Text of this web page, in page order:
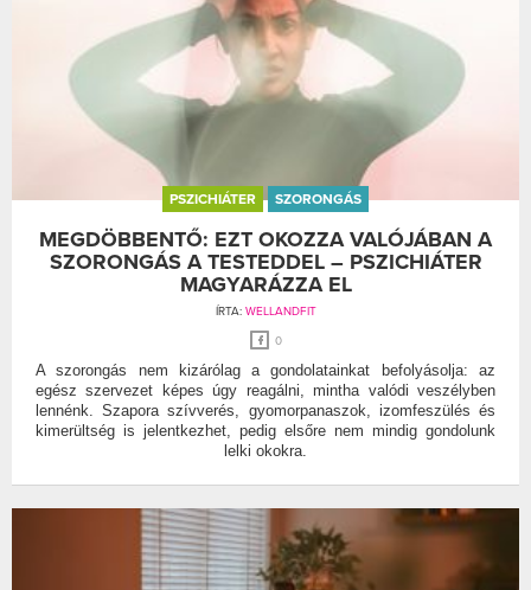
PSZICHIÁTER SZORONGÁS
MEGDÖBBENTŐ: EZT OKOZZA VALÓJÁBAN A
SZORONGÁS A TESTEDDEL – PSZICHIÁTER
MAGYARÁZZA EL
ÍRTA: WELLANDFIT
0
A szorongás nem kizárólag a gondolatainkat befolyásolja: az
egész szervezet képes úgy reagálni, mintha valódi veszélyben
lennénk. Szapora szívverés, gyomorpanaszok, izomfeszülés és
kimerültség is jelentkezhet, pedig elsőre nem mindig gondolunk
lelki okokra.